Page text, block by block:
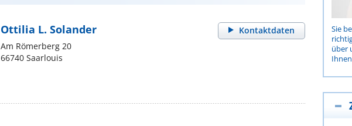
Kontaktdaten
Ottilia L. Solander
Am Römerberg 20
66740 Saarlouis
Sie
über